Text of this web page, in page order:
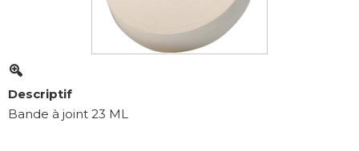
Descriptif
Bande à joint 23 ML